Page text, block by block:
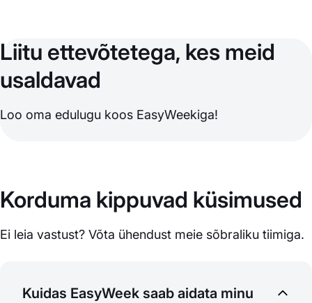
Liitu ettevõtetega, kes meid
usaldavad
Loo oma edulugu koos EasyWeekiga!
Korduma kippuvad küsimused
Ei leia vastust? Võta ühendust meie sõbraliku tiimiga.
Kuidas EasyWeek saab aidata minu